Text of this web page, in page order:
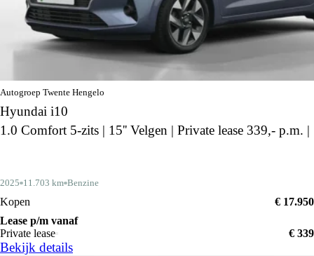
Autogroep Twente Hengelo
Hyundai i10
1.0 Comfort 5-zits | 15'' Velgen | Private lease 339,- p.m. |
2025 11.703 km Benzine
Kopen
€ 17.950
Lease p/m vanaf
Private lease
€ 339
Bekijk details